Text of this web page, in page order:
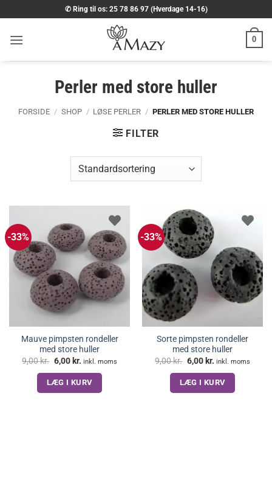
til
indhold
✆ Ring til os: 25 78 86 97 (Hverdage 14-16)
0
Perler med store huller
FORSIDE / SHOP / LØSE PERLER / PERLER MED STORE HULLER
FILTER
-33%
Mauve pimpsten rondeller
med store huller
9,00kr. Den
oprindelige
pris
var:
9,00 kr..
6,00kr. Den
pris
er:
6,00 kr..
inkl. moms
LÆG I KURV
-33%
Sorte pimpsten rondeller
med store huller
9,00kr. Den
oprindelige
pris
var:
9,00 kr..
6,00kr. Den
pris
er:
6,00 kr..
inkl. moms
LÆG I KURV